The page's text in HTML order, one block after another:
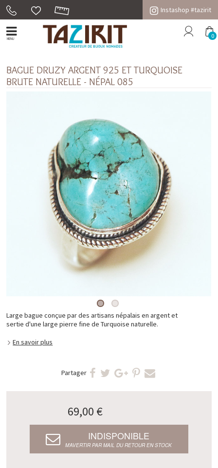
Instashop #tazirit
MENU 0
BAGUE DRUZY ARGENT 925 ET TURQUOISE
BRUTE NATURELLE - NÉPAL 085
Large bague conçue par des artisans népalais en argent et
sertie d'une large pierre fine de Turquoise naturelle.
En savoir plus
Partager
69,00 €
INDISPONIBLE
M’AVERTIR PAR MAIL DU RETOUR EN STOCK